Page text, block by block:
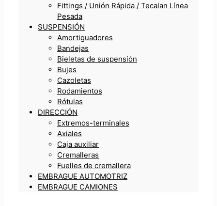
Fittings / Unión Rápida / Tecalan Línea
Pesada
SUSPENSIÓN
Amortiguadores
Bandejas
Bieletas de suspensión
Bujes
Cazoletas
Rodamientos
Rótulas
DIRECCIÓN
Extremos-terminales
Axiales
Caja auxiliar
Cremalleras
Fuelles de cremallera
EMBRAGUE AUTOMOTRIZ
EMBRAGUE CAMIONES